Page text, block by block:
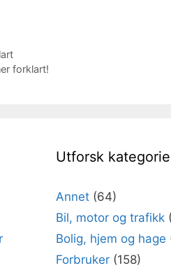
forklart!
Utforsk
Annet (64)
Bil, motor og trafikk
Bolig, hjem og hage
Forbruker (158)